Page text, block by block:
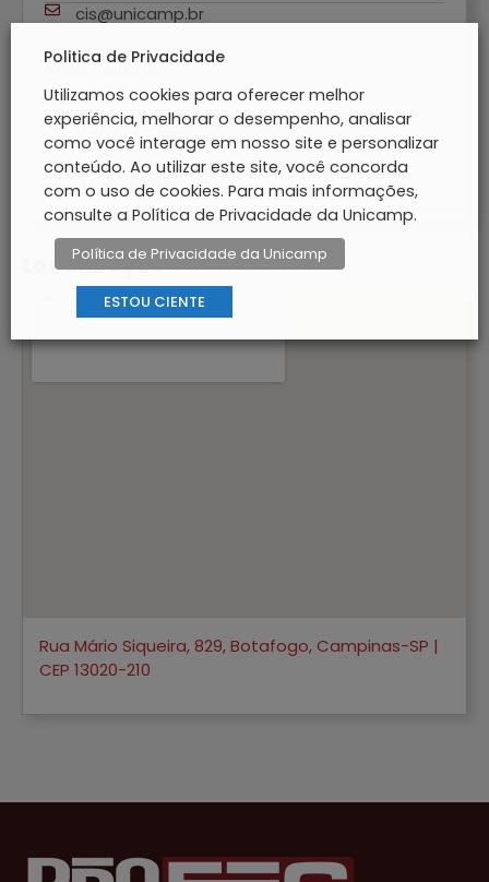
cis@unicamp.br
Ação Cultural:
(19) 3521-6858
acaocis@unicamp.br
Localização
Rua Mário Siqueira, 829, Botafogo, Campinas-SP |
CEP 13020-210
Politica de Privacidade
Utilizamos cookies para oferecer melhor
experiência, melhorar o desempenho, analisar
como você interage em nosso site e personalizar
conteúdo. Ao utilizar este site, você concorda
com o uso de cookies. Para mais informações,
consulte a Política de Privacidade da Unicamp.
Política de Privacidade da Unicamp
ESTOU CIENTE